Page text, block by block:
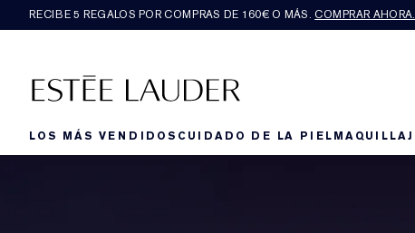
RECIBE 5 REGALOS POR COMPRAS DE 160€ O MÁS. COMPRAR AHORA.
LOS MÁS VENDIDOS CUIDADO DE LA PIEL